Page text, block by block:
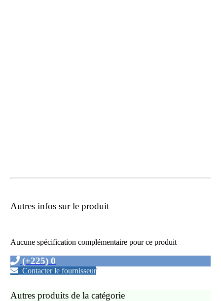
Autres infos sur le produit
Aucune spécification complémentaire pour ce produit
(+225) 0
Contacter le fournisseur'
Autres produits de la catégorie